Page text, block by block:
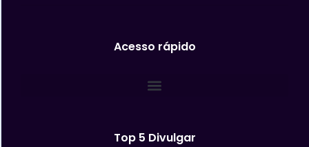
Acesso rápido
Top 5 Divulgar